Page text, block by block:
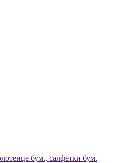
бум., салфетки бум.